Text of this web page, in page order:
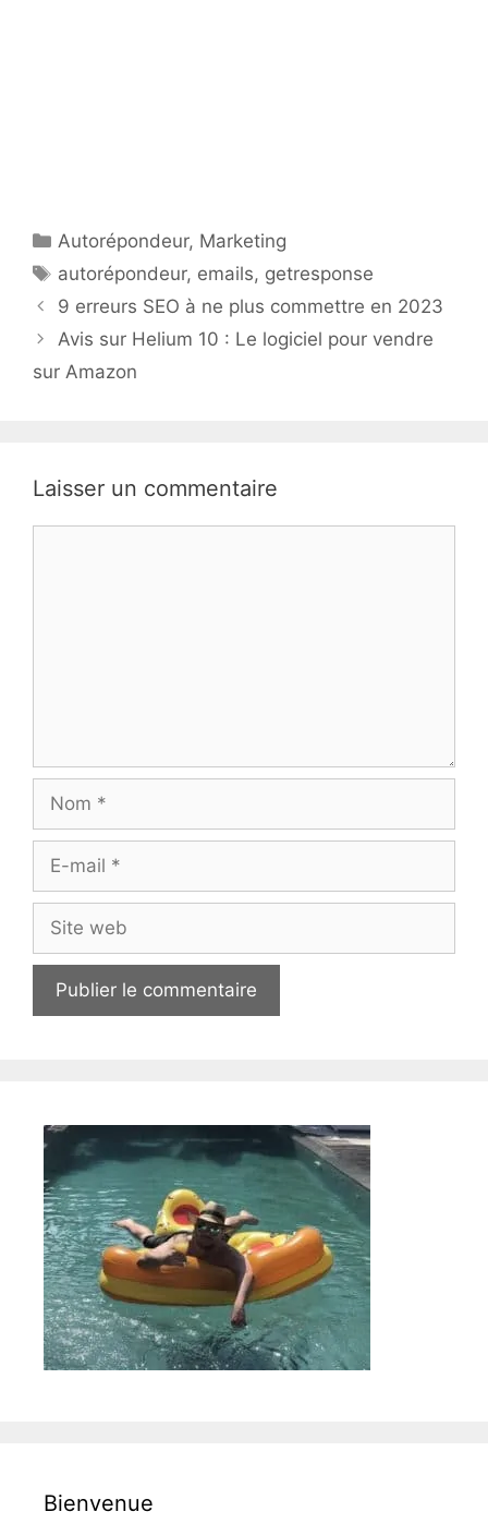
Catégories
Autorépondeur, Marketing
Étiquettes
autorépondeur, emails, getresponse
9 erreurs SEO à ne plus commettre en 2023
Avis sur Helium 10 : Le logiciel pour vendre
sur Amazon
Laisser un commentaire
Nom
Site
web
Bienvenue